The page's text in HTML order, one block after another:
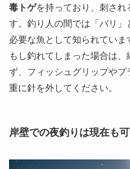
毒トゲを持っており、刺され
す。釣り人の間では「バリ」
必要な魚として知られていま
もし釣れてしまった場合は、
ず、フィッシュグリップや
重に針を外してください。
岸壁での夜釣りは現在も